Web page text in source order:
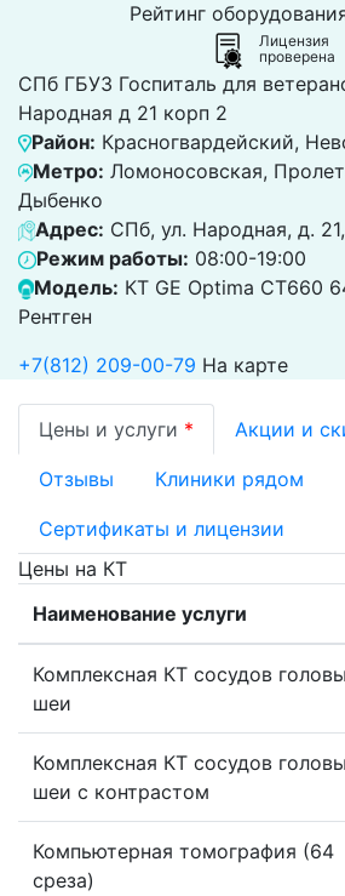
Рейтинг
Лицензия
проверена
СПб ГБУЗ Госпиталь для
Народная д 21 корп 2
Район: Красногвардейский,
Метро: Ломоносовская,
Дыбенко
Адрес: СПб, ул. Народная, д.
Режим работы: 08:00-19:00
Модель: КТ GE Optima CT660
Рентген
+7(812) 209-00-79 На карте
Цены и услуги * Акции и
Отзывы Клиники рядом
Сертификаты и лицензии
Цены на КТ
Наименование услуги
Комплексная КТ сосудов
шеи
Комплексная КТ сосудов
шеи с контрастом
Компьютерная томография (64
среза)